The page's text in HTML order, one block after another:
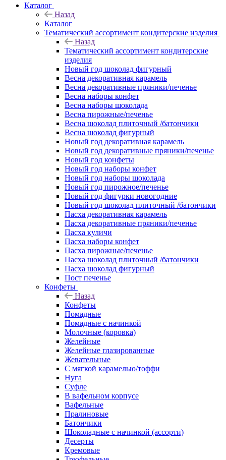
Каталог
Назад
Каталог
Тематический ассортимент кондитерские изделия
Назад
Тематический ассортимент кондитерские
изделия
Новый год шоколад фигурный
Весна декоративная карамель
Весна декоративные пряники/печенье
Весна наборы конфет
Весна наборы шоколада
Весна пирожные/печенье
Весна шоколад плиточный /батончики
Весна шоколад фигурный
Новый год декоративная карамель
Новый год декоративные пряники/печенье
Новый год конфеты
Новый год наборы конфет
Новый год наборы шоколада
Новый год пирожное/печенье
Новый год фигурки новогодние
Новый год шоколад плиточный /батончики
Пасха декоративная карамель
Пасха декоративные пряники/печенье
Пасха куличи
Пасха наборы конфет
Пасха пирожные/печенье
Пасха шоколад плиточный /батончики
Пасха шоколад фигурный
Пост печенье
Конфеты
Назад
Конфеты
Помадные
Помадные с начинкой
Молочные (коровка)
Желейные
Желейные глазированные
Жевательные
С мягкой карамелью/тоффи
Нуга
Суфле
В вафельном корпусе
Вафельные
Пралиновые
Батончики
Шоколадные с начинкой (ассорти)
Десерты
Кремовые